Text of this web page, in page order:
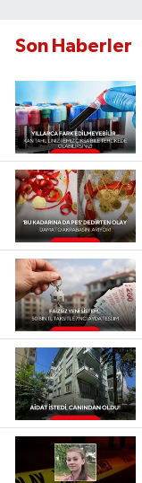
Son Haberler